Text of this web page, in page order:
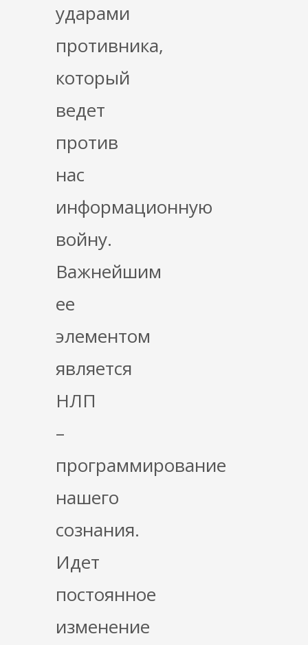
ударами
противника,
который
ведет
против
нас
информационную
войну.
Важнейшим
ее
элементом
является
НЛП
–
программирование
нашего
сознания.
Идет
постоянное
изменение